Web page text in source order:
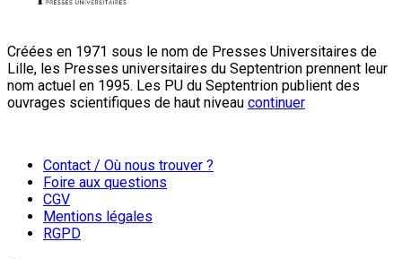
Créées en 1971 sous le nom de Presses Universitaires de
Lille, les Presses universitaires du Septentrion prennent leur
nom actuel en 1995. Les PU du Septentrion publient des
ouvrages scientifiques de haut niveau continuer
Contact / Où nous trouver ?
Foire aux questions
CGV
Mentions légales
RGPD